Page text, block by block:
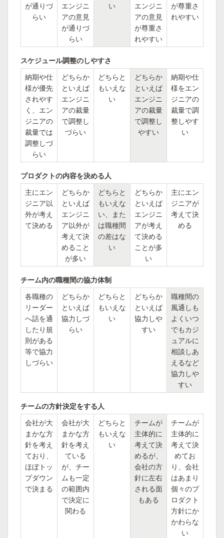
が通りづ
らい
エンジニ
アの意見
が通りづ
らい
い
エンジニ
アの意見
が尊重さ
れやすい
が尊重さ
れやすい
スケジュール調整のしやすさ
納期や仕
様が優先
されやす
く、エン
ジニアの
裁量では
調整しづ
らい
どちらか
といえば
エンジニ
アの裁量
で調整し
づらい
どちらと
もいえな
い
どちらか
といえば
エンジニ
アの裁量
で調整し
やすい
納期や仕
様をエン
ジニアの
裁量で調
整しやす
い
プロダクトの内容を決める人
主にエン
ジニア以
外が考え
て決める
どちらか
といえば
エンジニ
ア以外が
考えて決
めること
が多い
どちらと
もいえな
い、また
は職種間
の差はな
い
どちらか
といえば
エンジニ
アが考え
て決める
ことが多
い
主にエン
ジニアが
考えて決
める
チーム内の職種間の協力体制
各職種の
リーダー
へ話を通
したり規
則がある
等で協力
しづらい
どちらか
といえば
協力しづ
らい
どちらと
もいえな
い
どちらか
といえば
協力しや
すい
職種間の
風通しも
よくいつ
でもカジ
ュアルに
相談しあ
えるなど
協力しや
すい
チームの方針決定をする人
会社が大
まかな方
針を考え
ており、
ほぼトッ
プダウン
で決まる
会社が大
まかな方
針を考え
ている
が、チー
ムも一定
の範囲内
で決定に
関わる
どちらと
もいえな
い
チームが
主体的に
考えて決
めるが、
会社の方
針に左右
される面
もある
チームが
主体的に
考えて決
めてお
り、会社
はあまり
個々のプ
ロダクト
方針にか
かわらな
い